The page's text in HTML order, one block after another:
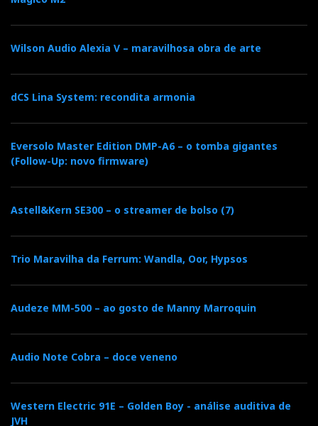
A conversão corrente/tensão à saída do DAC é
patenteada e utiliza um transformador, cuja pendente
primeira válvula convertendo corrente de baixa
impedância em tensão de alta impedância.
Nota: Em 1995, testei o DAC Counterpoint DA10, de
AD1862, Crystal CS4328 e Burr Brown PCM69 e
outras tantas tecnologias de conversão: multibit, 1-bit
(Delta Sigma) e híbrido. Se a memória não me falha,
Válvulas que iluminam o som
A secção analógica utiliza um par de duplos tríodos
Wilson Audio Alexia V – maravilhosa obra de arte
dCS Lina System: recondita armonia
Eversolo Master Edition DMP-A6 – o tomba gigantes
(Follow-Up: novo firmware)
Astell&Kern SE300 – o streamer de bolso (7)
Trio Maravilha da Ferrum: Wandla, Oor, Hypsos
Audeze MM-500 – ao gosto de Manny Marroquin
Audio Note Cobra – doce veneno
Western Electric 91E – Golden Boy - análise auditiva de
JVH